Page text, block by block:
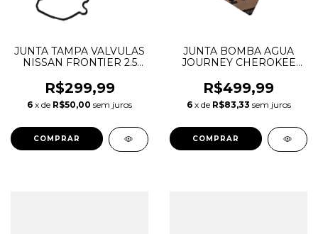
JUNTA TAMPA VALVULAS
NISSAN FRONTIER 2.5
13270VM00A 13270-
VM00A
R$299,99
6 x de R$50,00 sem juros
JUNTA BOMBA AGUA
JOURNEY CHEROKEE
3.6 V6 PENTASTAR
05184321AE 68087340AA
R$499,99
6 x de R$83,33 sem juros